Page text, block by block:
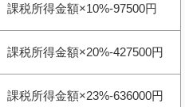
課税所得金額×10%-97500円
課税所得金額×20%-427500円
課税所得金額×23%-636000円